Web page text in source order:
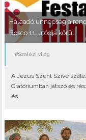
Hálaadó ünnepség a
Bosco 11. utódja körül
#Szalézi világ
A Jézus Szent Szíve
Oratóriumban játszó és
és..